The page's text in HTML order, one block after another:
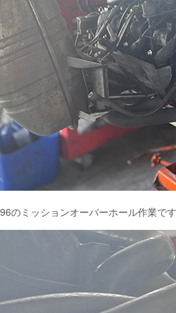
のミッションオーバーホール作業で